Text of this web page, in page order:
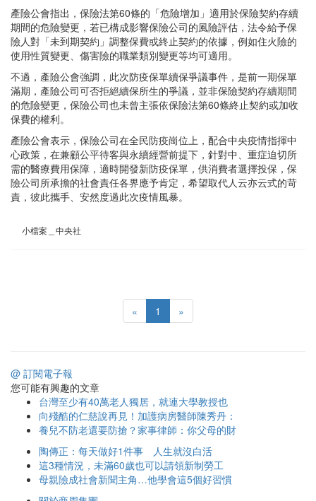
產險公會指出，保險法第60條的「危險增加」適用於保險契約存續
期間的危險變更，若已構成影響保險公司的風險評估，法令給予保
險人對「未到期契約」調整保費或終止契約的依據，例如住火險的
使用性質變更、傷害險的職業類別變更等均可適用。
不過，產險公會強調，此次防疫保單續保爭議事件，是前一期保單
滿期，產險公司可否拒絕續保所生的爭議，並非保險契約存續期間
的危險變更，保險公司也未曾主張依保險法第60條終止契約或加收
保費的權利。
產險公會表示，保險公司在全民防疫崗位上，配合中央疫情指揮中
心政策，在兼顧公平待客與永續經營前提下，針對中、重症迫切所
需的醫療費用保障，適時開發新防疫保單，供消費者選擇投保，保
險公司所承擔的社會責任各界應予肯定，希望取代人云亦云式的苛
責，彼此攜手、安然度過此次疫情風暴。
小檔案＿中央社
« 1 »
@ 訂閱電子報
您可能有興趣的文章
台灣至少有40萬老人獨居，就連大學教授也
向殘酷的仁慈說再見！加護病房醫師陳秀丹：
養兒不防老還要防搶？家事律師：你父母的財
陶傳正：每天做好1件事 人生就沒白活
這3種情況，未滿60歲也可以請領新制勞工
母親險成社會新聞主角…他學會這5個好習慣